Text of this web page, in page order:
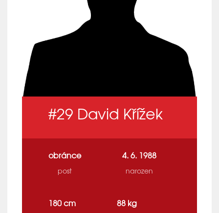
#29 David Křížek
obránce
post
4. 6. 1988
narozen
180 cm 88 kg